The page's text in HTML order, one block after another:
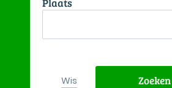
Wis Zoeken